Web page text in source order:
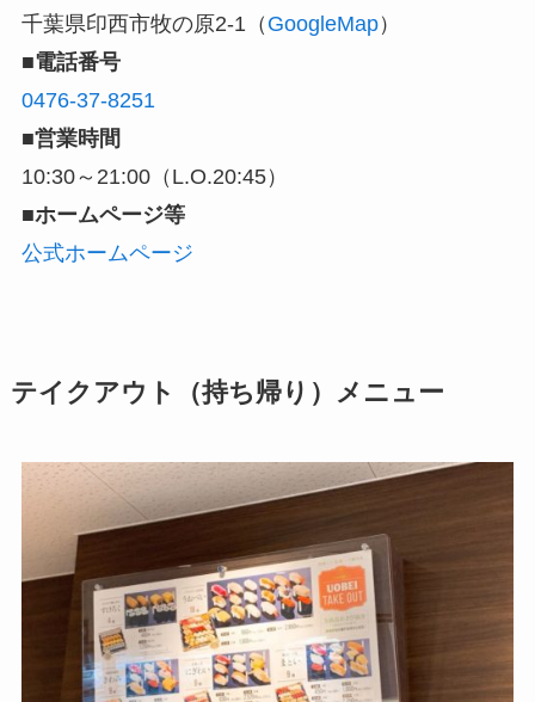
千葉県印西市牧の原2-1（ GoogleMap）
■電話番号
0476-37-8251
■営業時間
10:30～21:00（L.O.20:45）
■ホームページ等
公式ホームページ
テイクアウト（持ち帰り）メニュー